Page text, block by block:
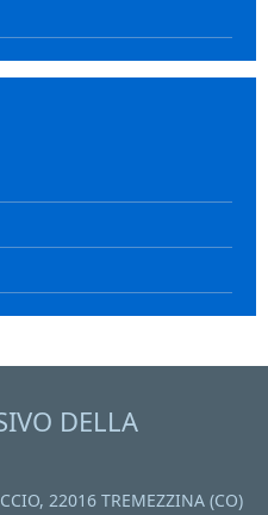
DELLA
22016 TREMEZZINA (CO)